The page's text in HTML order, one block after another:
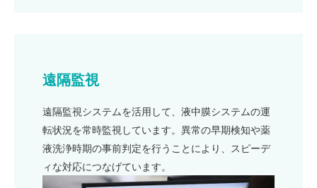
遠隔監視
遠隔監視システムを活用して、液中膜システムの運
転状況を常時監視しています。異常の早期検知や薬
液洗浄時期の事前判定を行うことにより、スピーデ
ィな対応につなげています。